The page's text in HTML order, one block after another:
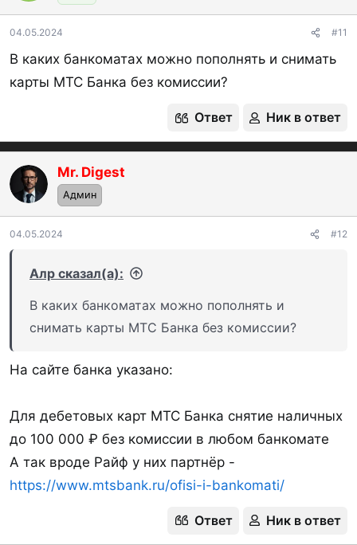
04.05.2024 #11
В каких банкоматах можно пополнять и снимать
карты МТС Банка без комиссии?
Ответ Ник в ответ
Mr. Digest
Админ
04.05.2024 #12
Алр сказал(а):
В каких банкоматах можно пополнять и
снимать карты МТС Банка без комиссии?
На сайте банка указано:
Для дебетовых карт МТС Банка снятие наличных
до 100 000 ₽ без комиссии в любом банкомате
А так вроде Райф у них партнёр -
https://www.mtsbank.ru/ofisi-i-bankomati/
Ответ Ник в ответ